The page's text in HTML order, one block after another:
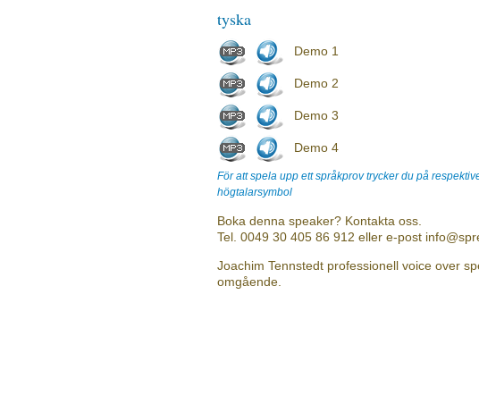
tyska
Demo 1
Demo 2
Demo 3
Demo 4
För att spela upp ett språkprov trycker du på
högtalarsymbol
Boka denna speaker? Kontakta oss.
Tel. 0049 30 405 86 912 eller e-post
Joachim Tennstedt professionell voice over
omgående.